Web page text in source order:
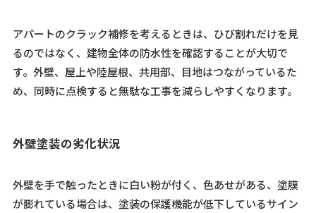
アパートのクラック補修を考えるときは、ひび割れだけを見
るのではなく、建物全体の防水性を確認することが大切で
す。外壁、屋上や陸屋根、共用部、目地はつながっているた
め、同時に点検すると無駄な工事を減らしやすくなります。
外壁塗装の劣化状況
外壁を手で触ったときに白い粉が付く、色あせがある、塗膜
が膨れている場合は、塗装の保護機能が低下しているサイン